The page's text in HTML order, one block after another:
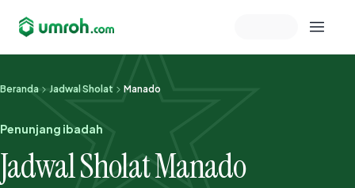
Memeriksa sesi akun
Beranda Jadwal Sholat Manado
Penunjang ibadah
Jadwal Sholat Manado